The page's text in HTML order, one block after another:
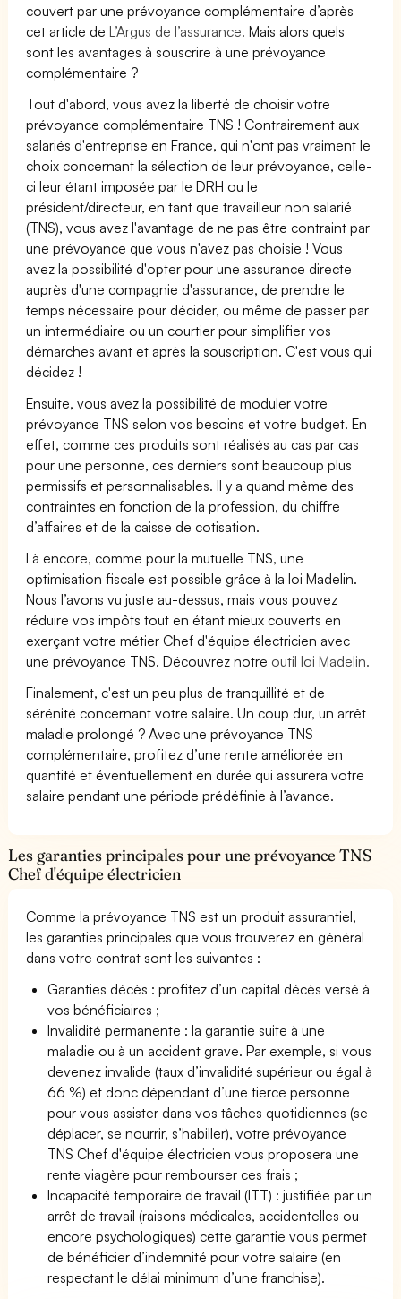
couvert par une prévoyance complémentaire d’après
cet article deL’Argus de l’assurance. Mais alors quels
sont les avantages à souscrire à une prévoyance
complémentaire ?
Tout d'abord, vous avez la liberté de choisir votre
prévoyance complémentaire TNS ! Contrairement aux
salariés d'entreprise en France, qui n'ont pas vraiment le
choix concernant la sélection de leur prévoyance, celle-
ci leur étant imposée par le DRH ou le
président/directeur, en tant que travailleur non salarié
(TNS), vous avez l'avantage de ne pas être contraint par
une prévoyance que vous n'avez pas choisie ! Vous
avez la possibilité d'opter pour une assurance directe
auprès d'une compagnie d'assurance, de prendre le
temps nécessaire pour décider, ou même de passer par
un intermédiaire ou un courtier pour simplifier vos
démarches avant et après la souscription. C'est vous qui
décidez !
Ensuite, vous avez la possibilité de moduler votre
prévoyance TNS selon vos besoins et votre budget. En
effet, comme ces produits sont réalisés au cas par cas
pour une personne, ces derniers sont beaucoup plus
permissifs et personnalisables. Il y a quand même des
contraintes en fonction de la profession, du chiffre
d’affaires et de la caisse de cotisation.
Là encore, comme pour la mutuelle TNS, une
optimisation fiscale est possible grâce à la loi Madelin.
Nous l’avons vu juste au-dessus, mais vous pouvez
réduire vos impôts tout en étant mieux couverts en
exerçant votre métier Chef d'équipe électricien avec
une prévoyance TNS. Découvrez notre outil loi Madelin.
Finalement, c'est un peu plus de tranquillité et de
sérénité concernant votre salaire. Un coup dur, un arrêt
maladie prolongé ? Avec une prévoyance TNS
complémentaire, profitez d’une rente améliorée en
quantité et éventuellement en durée qui assurera votre
salaire pendant une période prédéfinie à l’avance.
Les garanties principales pour une prévoyance TNS
Chef d'équipe électricien
Comme la prévoyance TNS est un produit assurantiel,
les garanties principales que vous trouverez en général
dans votre contrat sont les suivantes :
Garanties décès : profitez d’un capital décès versé à
vos bénéficiaires ;
Invalidité permanente : la garantie suite à une
maladie ou à un accident grave. Par exemple, si vous
devenez invalide (taux d’invalidité supérieur ou égal à
66 %) et donc dépendant d’une tierce personne
pour vous assister dans vos tâches quotidiennes (se
déplacer, se nourrir, s’habiller), votre prévoyance
TNS Chef d'équipe électricien vous proposera une
rente viagère pour rembourser ces frais ;
Incapacité temporaire de travail (ITT) : justifiée par un
arrêt de travail (raisons médicales, accidentelles ou
encore psychologiques) cette garantie vous permet
de bénéficier d’indemnité pour votre salaire (en
respectant le délai minimum d’une franchise).